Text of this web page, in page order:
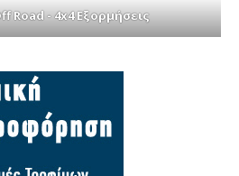
Road - 4x4 Εξορμήσεις